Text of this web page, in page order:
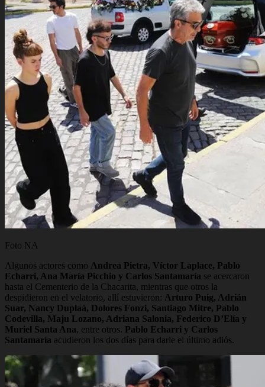
Foto NA
Algunos actores como Andrea Pietra, Víctor Laplace, Pablo
Echarri, Ana María Picchio y Carlos Santamaría se acercaron
hasta el Cementerio de la Chacarita, mientras que otros la
despidieron en el velatorio, allí estuvieron: Arturo Puig, Adrián
Suar, Nancy Duplaá, Dolores Fonzi, Santiago Mitre, Pablo
Codevilla, Maju Lozano, Adriana Salonia, Federico D’Elía y
Muriel Santa Ana, entre otros. Pablo Echarri y Carlos
Santamaría acudieron los dos días para darle el último adiós.